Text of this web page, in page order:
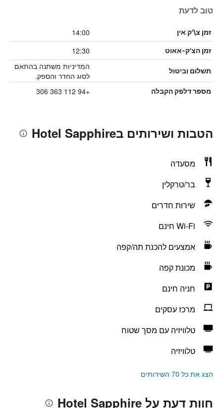
טוב לדעת
זמן צ\'ק אין 14:00
זמן הצ'ק-אאוט 12:30
תשלום וביטול
המדיניות משתנה בהתאם
לסוג החדר והספק.
מספר דלפק הקבלה +94 112 363 306
הטבות ושירותים בHotel Sapphire
מסעדה
בר/טרקלין
שירות חדרים
Wi-Fi חינם
אמצעים להכנת תה/קפה
מכונת קפה
חניה חינם
מרכז עסקים
טלוויזיה עם מסך שטוח
טלוויזיה
הצג את כל 70 השירותים
חוות דעת על Hotel Sapphire